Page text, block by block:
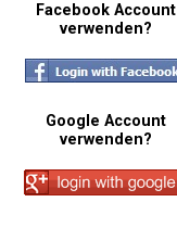
Facebook Account
verwenden?
Google Account
verwenden?